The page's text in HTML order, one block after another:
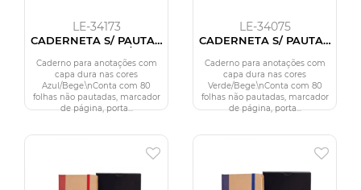
LE-34173
CADERNETA S/ PAUTA -
12,2X17CM - BEGE/AZUL
Caderno para anotações com
capa dura nas cores
Azul/Bege.\nConta com 80
folhas não pautadas, marcador
de página, porta...
LE-34075
CADERNETA S/ PAUTA -
BEGE/VERDE
Caderno para anotações com
capa dura nas cores
Verde/Bege.\nConta com 80
folhas não pautadas, marcador
de página, porta...